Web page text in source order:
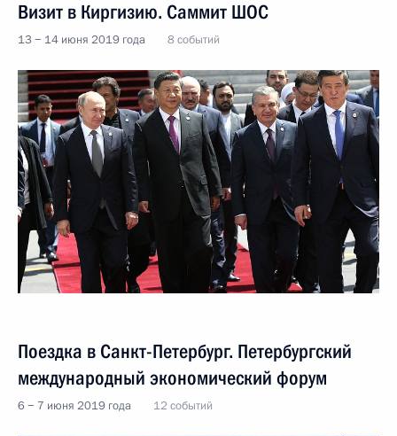
Визит в Киргизию. Саммит ШОС
13 − 14 июня 2019 года 8 событий
Поездка в Санкт-Петербург. Петербургский
международный экономический форум
6 − 7 июня 2019 года 12 событий